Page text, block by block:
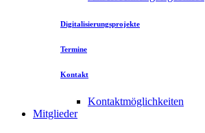
Digitalisierungsprojekte
Termine
Kontakt
Kontaktmöglichkeiten
Mitglieder